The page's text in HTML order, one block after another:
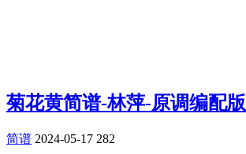
菊花黄简谱-林萍-原调编配版
简谱 2024-05-17 282